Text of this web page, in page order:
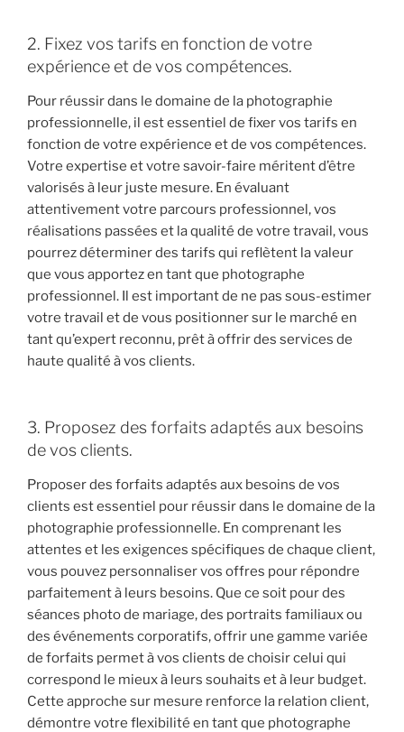
2. Fixez vos tarifs en fonction de votre
expérience et de vos compétences.
Pour réussir dans le domaine de la photographie
professionnelle, il est essentiel de fixer vos tarifs en
fonction de votre expérience et de vos compétences.
Votre expertise et votre savoir-faire méritent d’être
valorisés à leur juste mesure. En évaluant
attentivement votre parcours professionnel, vos
réalisations passées et la qualité de votre travail, vous
pourrez déterminer des tarifs qui reflètent la valeur
que vous apportez en tant que photographe
professionnel. Il est important de ne pas sous-estimer
votre travail et de vous positionner sur le marché en
tant qu’expert reconnu, prêt à offrir des services de
haute qualité à vos clients.
3. Proposez des forfaits adaptés aux besoins
de vos clients.
Proposer des forfaits adaptés aux besoins de vos
clients est essentiel pour réussir dans le domaine de la
photographie professionnelle. En comprenant les
attentes et les exigences spécifiques de chaque client,
vous pouvez personnaliser vos offres pour répondre
parfaitement à leurs besoins. Que ce soit pour des
séances photo de mariage, des portraits familiaux ou
des événements corporatifs, offrir une gamme variée
de forfaits permet à vos clients de choisir celui qui
correspond le mieux à leurs souhaits et à leur budget.
Cette approche sur mesure renforce la relation client,
démontre votre flexibilité en tant que photographe